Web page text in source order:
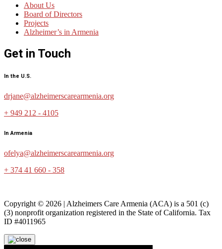
About Us
Board of Directors
Projects
Alzheimer’s in Armenia
Get in Touch
In the U.S.
drjane@alzheimerscarearmenia.org
+ 949 212 - 4105
In Armenia
ofelya@alzheimerscarearmenia.org
+ 374 41 660 - 358
Copyright © 2026 | Alzheimers Care Armenia (ACA) is a 501 (c)
(3) nonprofit organization registered in the State of California. Tax
ID #4011965